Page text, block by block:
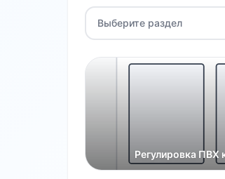
Выберите раздел
Регулировка ПВХ